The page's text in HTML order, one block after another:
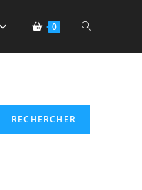
0 Toggle
search
RECHERCHER